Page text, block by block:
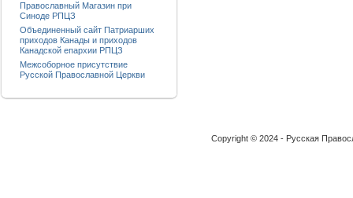
Православный Магазин при
Синоде РПЦЗ
Объединенный сайт Патриарших
приходов Канады и приходов
Канадской епархии РПЦЗ
Межсоборное присутствие
Русской Православной Церкви
Copyright © 2024 - Русская